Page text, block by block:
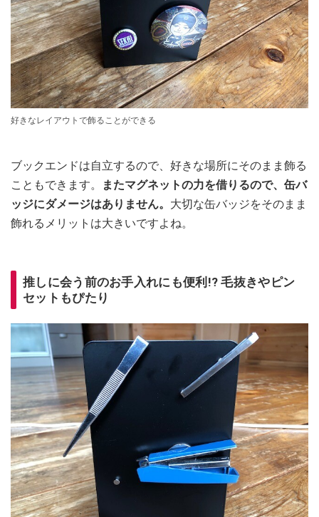
好きなレイアウトで飾ることができる
ブックエンドは自立するので、好きな場所にそのまま飾る
こともできます。
またマグネットの力を借りるので、缶バ
ッジにダメージはありません。 大切な缶バッジをそのまま
飾れるメリットは大きいですよね。
推しに会う前のお手入れにも便利!? 毛抜きやピン
セットもぴたり